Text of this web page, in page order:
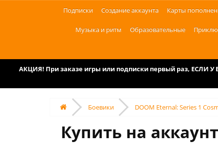
Подписки
Создание аккаунта Карты
Музыка и ритм Образовательные
АКЦИЯ! При заказе игры или подписки первый раз, ЕСЛИ
Боевики DOOM Eternal: Series 1
Купить на